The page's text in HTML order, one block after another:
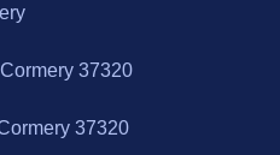
37320
37320